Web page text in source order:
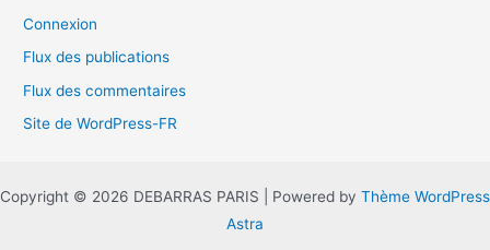
Connexion
Flux des publications
Flux des commentaires
Site de WordPress-FR
Copyright © 2026 DEBARRAS PARIS | Powered by Thème WordPress
Astra